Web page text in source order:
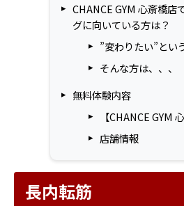
CHANCE GYM 心斎橋店
グに向いている方は？
”変わりたい”とい
そんな方は、、、
無料体験内容
【CHANCE GYM
店舗情報
長内転筋